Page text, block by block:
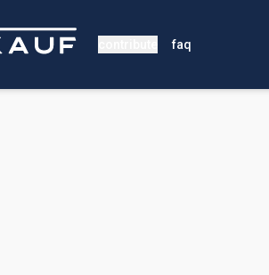
faq